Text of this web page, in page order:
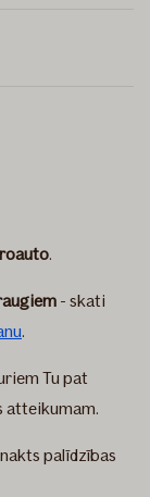
.
- skati
.
Tu pat
atteikumam.
palīdzības